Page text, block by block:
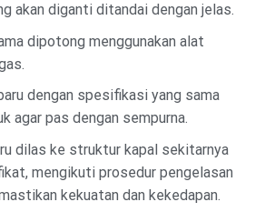
akan diganti ditandai dengan jelas.
dipotong menggunakan alat
dengan spesifikasi yang sama
agar pas dengan sempurna.
dilas ke struktur kapal sekitarnya
mengikuti prosedur pengelasan
kekuatan dan kekedapan.